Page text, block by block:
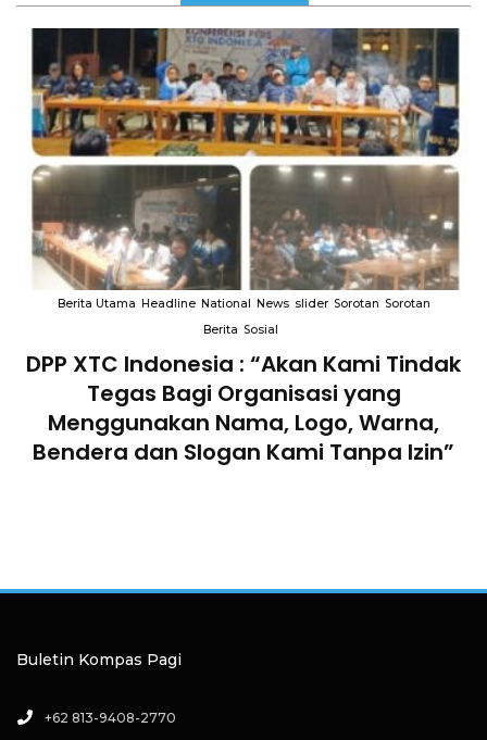
Berita Utama Headline National News slider Sorotan Sorotan
Berita Sosial
DPP XTC Indonesia : “Akan Kami Tindak
Tegas Bagi Organisasi yang
Menggunakan Nama, Logo, Warna,
Bendera dan Slogan Kami Tanpa Izin”
Buletin Kompas Pagi
+62 813-9408-2770